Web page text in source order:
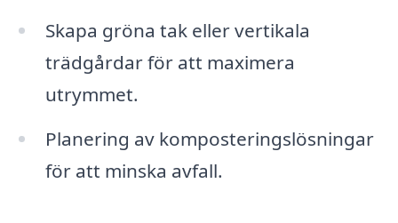
Skapa gröna tak eller vertikala
trädgårdar för att maximera
utrymmet.
Planering av komposteringslösningar
för att minska avfall.